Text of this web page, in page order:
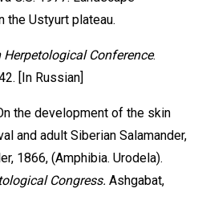
Ustyurt plateau.
Herpetological Conference.
[In Russian]
the development of the skin
and adult Siberian Salamander,
1866, (Amphibia. Urodela).
Congress. Ashgabat,